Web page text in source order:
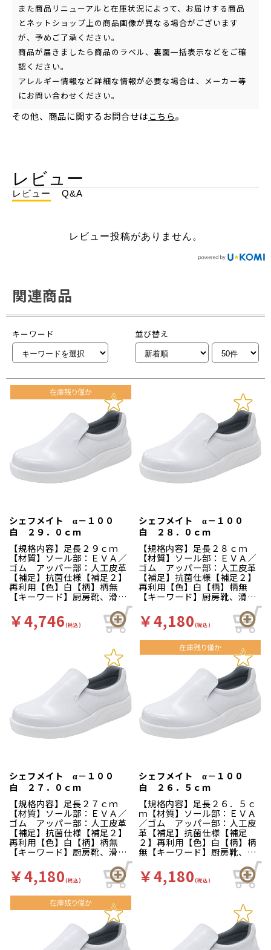
また商品リニューアルと在庫状況によって、お届けする商品
とネットショップ上の商品画像が異なる場合がございます
が、予めご了承ください。
商品が届きましたら商品のラベル、裏面一括表示などをご確
認ください。
アレルギー情報など詳細な情報が必要な場合は、メーカー等
にお問い合わせください。
その他、商品に関するお問合せはこちら。
レビュー
レビュー Q&A
レビュー投稿がありません。
関連商品
キーワード 並び替え
シェフメイト α－１００
白 ２９．０ｃｍ
【規格内容】足長２９ｃｍ
【材質】ソール部：ＥＶＡ／
ゴム アッパー部：人工皮革
【補足】抗菌仕様【補足２】
再利用【色】白【柄】柄無
【キーワード】厨房靴、滑り
にくい、工場 靴底は軽くて
滑りにくいハイグリップ仕
様。長時間の作業による疲労
を軽減、快適な着用感のため
す。インソールの表面には抗
菌加工を施しており、清潔で
す。食品加工厨房用スニーカ
ー「シェフメイト」は清潔・
耐滑・快適を基本コンセプト
に開発されました。滑りにく
い…滑りにくい防滑グリット
ソールには他方向に効くウィ
ンドミルパターンを採用。滑
りやすい床や雨の日等にも優
クッション性の良いインソー
ルが長時間の立ち作業をサポ
ートします。足幅ゆったり３
Ｅサイズ…つま先部分までゆ
ったりとした３Ｅ設計。
￥4,746(税込)
シェフメイト α－１００
白 ２８．０ｃｍ
【規格内容】足長２８ｃｍ
【材質】ソール部：ＥＶＡ／
ゴム アッパー部：人工皮革
【補足】抗菌仕様【補足２】
再利用【色】白【柄】柄無
【キーワード】厨房靴、滑り
にくい、工場 靴底は軽くて
滑りにくいハイグリップ仕
様。長時間の作業による疲労
を軽減、快適な着用感のため
に様々な工夫がされていま
す。インソールの表面には抗
菌加工を施しており、清潔で
す。食品加工厨房用スニーカ
ー「シェフメイト」は清潔・
耐滑・快適を基本コンセプト
に開発されました。滑りにく
い…滑りにくい防滑グリット
ソールには他方向に効くウィ
ンドミルパターンを採用。滑
りやすい床や雨の日等にも優
クッション性の良いインソー
ルが長時間の立ち作業をサポ
ートします。足幅ゆったり３
Ｅサイズ…つま先部分までゆ
ったりとした３Ｅ設計。
￥4,180(税込)
シェフメイト α－１００
白 ２７．０ｃｍ
【規格内容】足長２７ｃｍ
【材質】ソール部：ＥＶＡ／
ゴム アッパー部：人工皮革
【補足】抗菌仕様【補足２】
再利用【色】白【柄】柄無
【キーワード】厨房靴、滑り
にくい、工場 靴底は軽くて
滑りにくいハイグリップ仕
様。長時間の作業による疲労
を軽減、快適な着用感のため
に様々な工夫がされていま
す。インソールの表面には抗
菌加工を施しており、清潔で
す。食品加工厨房用スニーカ
ー「シェフメイト」は清潔・
￥4,180(税込)
シェフメイト α－１００
白 ２６．５ｃｍ
【規格内容】足長２６．５ｃ
ｍ【材質】ソール部：ＥＶＡ
／ゴム アッパー部：人工皮
革【補足】抗菌仕様【補足
２】再利用【色】白【柄】柄
無【キーワード】厨房靴、滑
りにくい、工場 靴底は軽く
て滑りにくいハイグリップ仕
様。長時間の作業による疲労
を軽減、快適な着用感のため
す。インソールの表面には抗
菌加工を施しており、清潔で
す。食品加工厨房用スニーカ
ー「シェフメイト」は清潔・
￥4,180(税込)